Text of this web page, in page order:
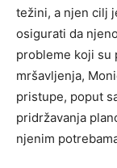
težini, a njen cilj
osigurati da
probleme koji su
mršavljenja,
pristupe, poput
pridržavanja
njenim